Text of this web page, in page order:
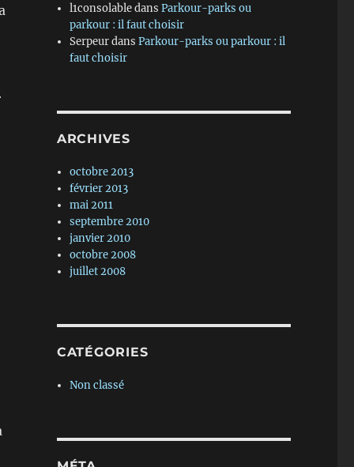
l1consolabledansParkour-parks ou
parkour : il faut choisir
SerpeurdansParkour-parks ou parkour : il
faut choisir
ARCHIVES
octobre 2013
février 2013
mai 2011
septembre 2010
janvier 2010
octobre 2008
juillet 2008
CATÉGORIES
Non classé